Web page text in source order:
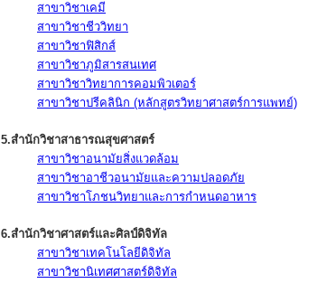
สาขาวิชาเคมี
สาขาวิชาชีววิทยา
สาขาวิชาฟิสิกส์
สาขาวิชาภูมิสารสนเทศ
สาขาวิชาวิทยาการคอมพิวเตอร์
สาขาวิชาปรีคลินิก (หลักสูตรวิทยาศาสตร์การแพทย์)
5.สำนักวิชาสาธารณสุขศาสตร์
สาขาวิชาอนามัยสิ่งแวดล้อม
สาขาวิชาอาชีวอนามัยและความปลอดภัย
สาขาวิชาโภชนวิทยาและการกำหนดอาหาร
6.สำนักวิชาศาสตร์และศิลป์ดิจิทัล
สาขาวิชาเทคโนโลยีดิจิทัล
สาขาวิชานิเทศศาสตร์ดิจิทัล